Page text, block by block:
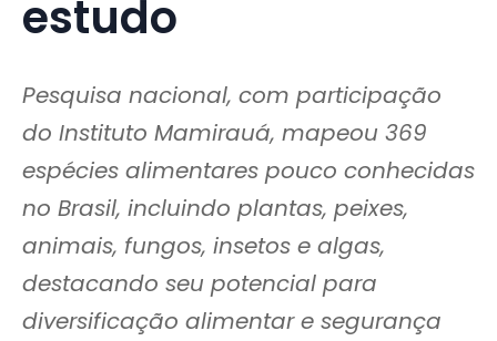
estudo
Pesquisa nacional, com participação
do Instituto Mamirauá, mapeou 369
espécies alimentares pouco conhecidas
no Brasil, incluindo plantas, peixes,
animais, fungos, insetos e algas,
destacando seu potencial para
diversificação alimentar e segurança